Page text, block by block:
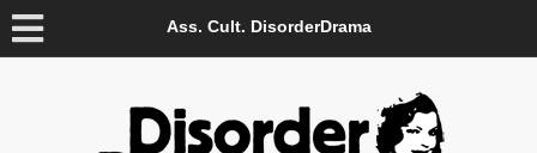
Ass. Cult. DisorderDrama